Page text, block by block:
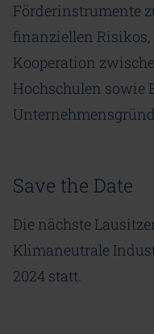
Förderinstrumente
finanziellen
Kooperation
Hochschulen sowie
Save the Date
Die nächste
Klimaneutrale
2024 statt.